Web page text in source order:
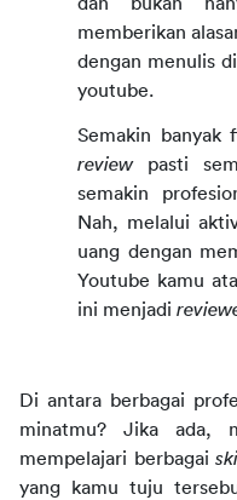
memberikan
dengan menulis
youtube.
review pasti
semakin
Nah, melalui
uang dengan
Youtube kamu
ini menjadi
Di antara berbagai
minatmu? Jika ada,
mempelajari berbagai
yang kamu tuju